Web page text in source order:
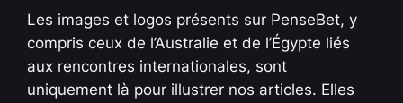
Les images et logos présents sur PenseBet, y
compris ceux de l’Australie et de l’Égypte liés
aux rencontres internationales, sont
uniquement là pour illustrer nos articles. Elles